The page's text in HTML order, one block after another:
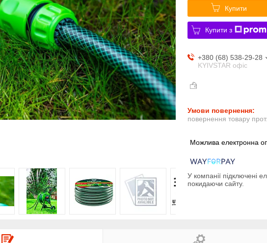
Купити
Купити з
+380 (68) 538-29-28
KYIVSTAR офіс
повернення товару
У компанії підключені
покидаючи сайту.